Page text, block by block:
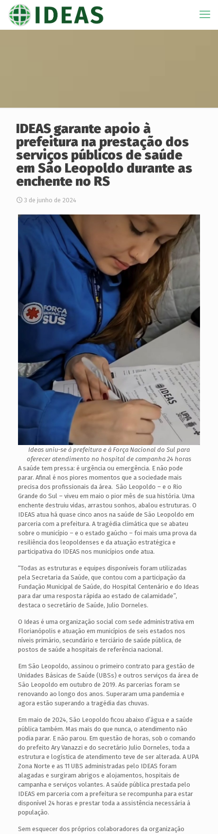
IDEAS garante apoio à
prefeitura na prestação dos
serviços públicos de saúde
em São Leopoldo durante as
enchente no RS
3 de junho de 2024
Ideas uniu-se à prefeitura e à Força Nacional do Sul para
oferecer atendimento no hospital de campanha 24 horas
A saúde tem pressa: é urgência ou emergência. E não pode
parar. Afinal é nos piores momentos que a sociedade mais
precisa dos profissionais da área. São Leopoldo – e o Rio
Grande do Sul – viveu em maio o pior mês de sua história. Uma
enchente destruiu vidas, arrastou sonhos, abalou estruturas. O
IDEAS atua há quase cinco anos na saúde de São Leopoldo em
parceria com a prefeitura. A tragédia climática que se abateu
sobre o município – e o estado gaúcho – foi mais uma prova da
resiliência dos leopoldenses e da atuação estratégica e
participativa do IDEAS nos municípios onde atua.
“Todas as estruturas e equipes disponíveis foram utilizadas
pela Secretaria da Saúde, que contou com a participação da
Fundação Municipal de Saúde, do Hospital Centenário e do Ideas
para dar uma resposta rápida ao estado de calamidade”,
destaca o secretário de Saúde, Julio Dorneles.
O Ideas é uma organização social com sede administrativa em
Florianópolis e atuação em municípios de seis estados nos
níveis primário, secundário e terciário de saúde pública, de
postos de saúde a hospitais de referência nacional.
Em São Leopoldo, assinou o primeiro contrato para gestão de
Unidades Básicas de Saúde (UBSs) e outros serviços da área de
São Leopoldo em outubro de 2019. As parcerias foram se
renovando ao longo dos anos. Superaram uma pandemia e
agora estão superando a tragédia das chuvas.
Em maio de 2024, São Leopoldo ficou abaixo d’água e a saúde
pública também. Mas mais do que nunca, o atendimento não
podia parar. E não parou. Em questão de horas, sob o comando
do prefeito Ary Vanazzi e do secretário Julio Dorneles, toda a
estrutura e logística de atendimento teve de ser alterada. A UPA
Zona Norte e as 11 UBS administradas pelo IDEAS foram
alagadas e surgiram abrigos e alojamentos, hospitais de
campanha e serviços volantes. A saúde pública prestada pelo
IDEAS em parceria com a prefeitura se recompunha para estar
disponível 24 horas e prestar toda a assistência necessária à
população.
Sem esquecer dos próprios colaboradores da organização